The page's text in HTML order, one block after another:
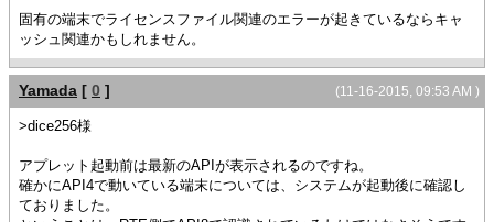
固有の端末でライセンスファイル関連のエラーが起きているならキャ
ッシュ関連かもしれません。
(11-16-2015, 09:53 AM )
Yamada [ 0 ]
>dice256様
アプレット起動前は最新のAPIが表示されるのですね。
確かにAPI4で動いている端末については、システムが起動後に確認し
ておりました。